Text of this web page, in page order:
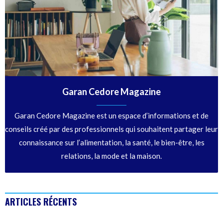
Garan Cedore Magazine
Garan Cedore Magazine est un espace d’informations et de
conseils créé par des professionnels qui souhaitent partager leur
connaissance sur l’alimentation, la santé, le bien-être, les
relations, la mode et la maison.
ARTICLES RÉCENTS